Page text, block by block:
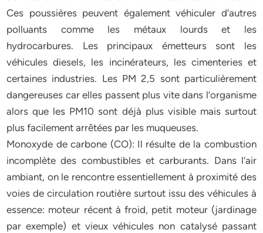
Ces poussières peuvent également véhiculer d’autres
polluants comme les métaux lourds et les
hydrocarbures. Les principaux émetteurs sont les
véhicules diesels, les incinérateurs, les cimenteries et
certaines industries. Les PM 2,5 sont particulièrement
dangereuses car elles passent plus vite dans l’organisme
alors que les PM10 sont déjà plus visible mais surtout
plus facilement arrêtées par les muqueuses.
Monoxyde de carbone (CO): Il résulte de la combustion
incomplète des combustibles et carburants. Dans l’air
ambiant, on le rencontre essentiellement à proximité des
voies de circulation routière surtout issu des véhicules à
essence: moteur récent à froid, petit moteur (jardinage
par exemple) et vieux véhicules non catalysé passant